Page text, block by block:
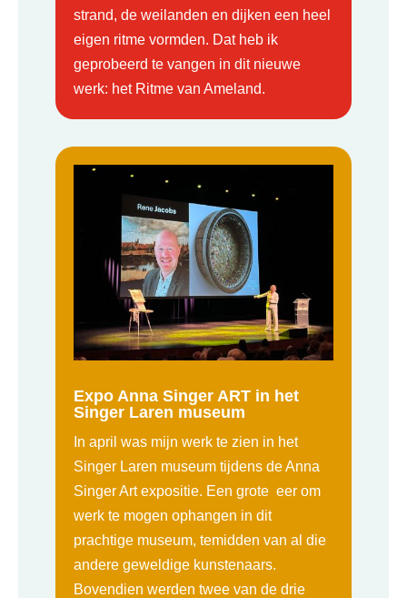
strand, de weilanden en dijken een heel
eigen ritme vormden. Dat heb ik
geprobeerd te vangen in dit nieuwe
werk: het Ritme van Ameland.
Expo Anna Singer ART in het
Singer Laren museum
In april was mijn werk te zien in het
Singer Laren museum tijdens de Anna
Singer Art expositie. Een grote eer om
werk te mogen ophangen in dit
prachtige museum, temidden van al die
andere geweldige kunstenaars.
Bovendien werden twee van de drie